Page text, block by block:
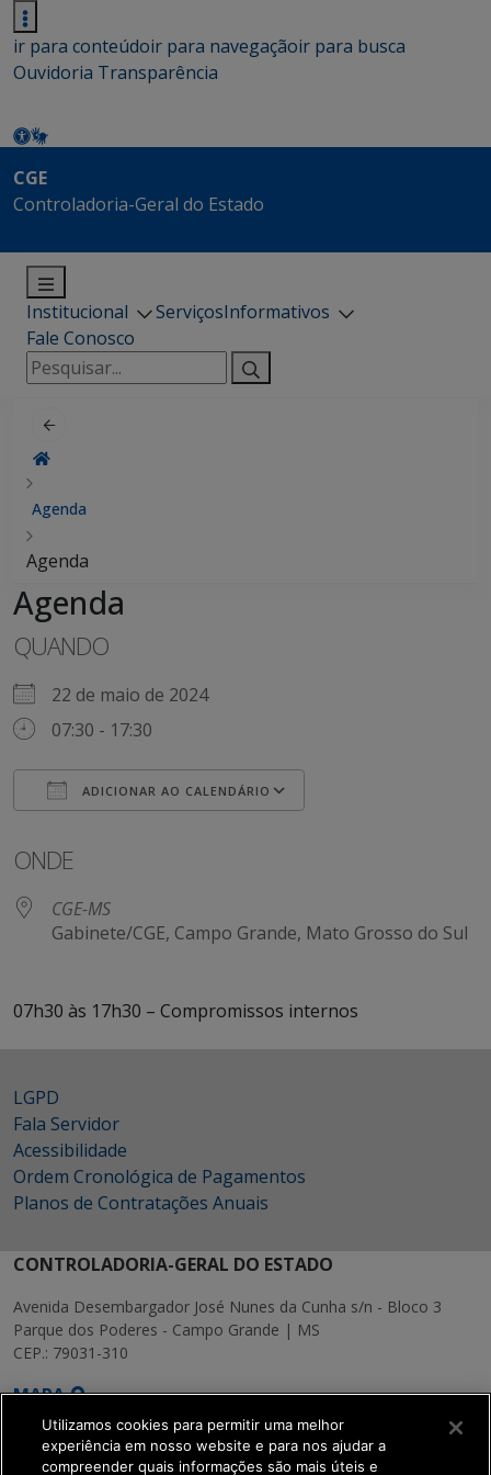
ir para conteúdoir para navegaçãoir para busca
Ouvidoria Transparência
CGE
Controladoria-Geral do Estado
Institucional ServiçosInformativos
Fale Conosco
Pesquisar
por:
Agenda
Agenda
Agenda
QUANDO
22 de maio de 2024
07:30 - 17:30
ADICIONAR AO CALENDÁRIO
ONDE
CGE-MS
Gabinete/CGE, Campo Grande, Mato Grosso do Sul
07h30 às 17h30 – Compromissos internos
LGPD
Fala Servidor
Acessibilidade
Ordem Cronológica de Pagamentos
Planos de Contratações Anuais
CONTROLADORIA-GERAL DO ESTADO
Avenida Desembargador José Nunes da Cunha s/n - Bloco 3
Parque dos Poderes - Campo Grande | MS
CEP.: 79031-310
MAPA
Utilizamos cookies para permitir uma melhor
experiência em nosso website e para nos ajudar a
compreender quais informações são mais úteis e